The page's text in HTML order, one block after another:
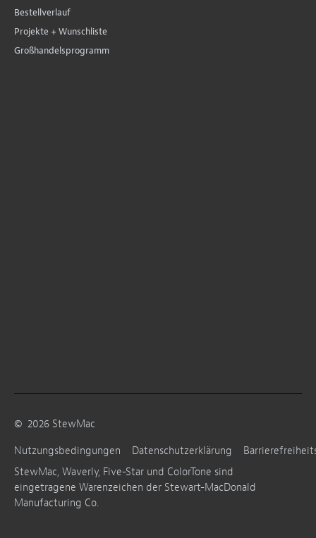
Bestellverlauf
Projekte + Wunschliste
Großhandelsprogramm
© 2026 StewMac
Nutzungsbedingungen
Datenschutzerklärung
StewMac, Waverly, Five-Star und ColorTone sind
eingetragene Warenzeichen der Stewart-MacDonald
Manufacturing Co.